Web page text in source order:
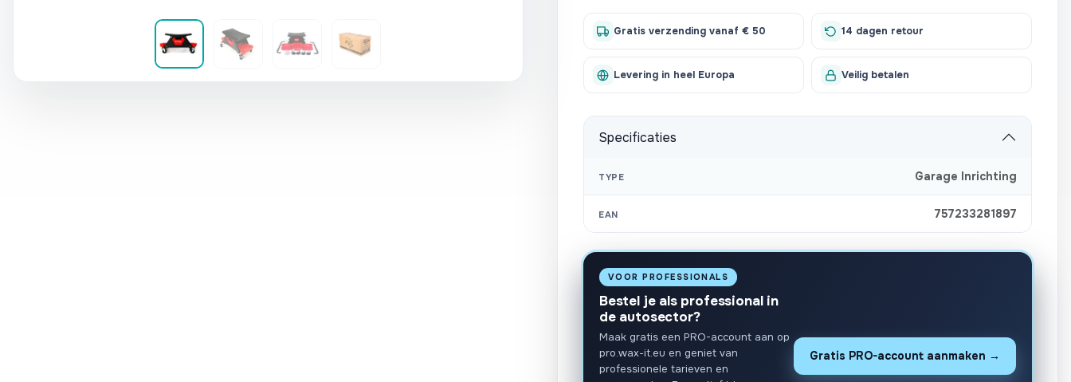
Gratis verzending vanaf € 50 14 dagen retour
Levering in heel Europa Veilig betalen
Specificaties
TYPE Garage Inrichting
EAN 757233281897
VOOR PROFESSIONALS
Bestel je als professional in
de autosector?
Maak gratis een PRO-account aan op
pro.wax-it.eu en geniet van
professionele tarieven en
Gratis PRO-account aanmaken →